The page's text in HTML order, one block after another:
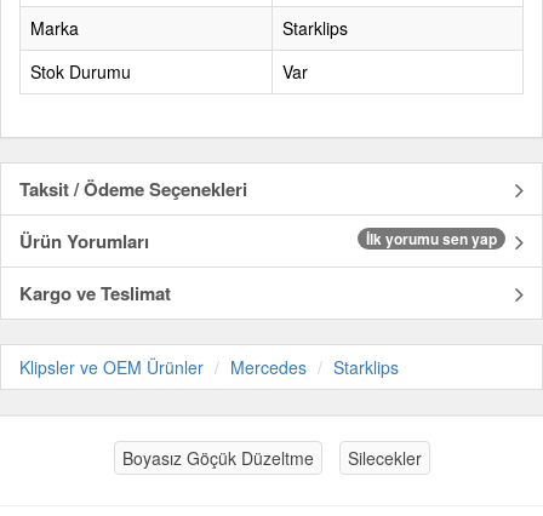
Marka
Starklips
Stok Durumu
Var
Taksit / Ödeme Seçenekleri
Ürün Yorumları
İlk yorumu sen yap
Kargo ve Teslimat
Klipsler ve OEM Ürünler Mercedes Starklips
Boyasız Göçük Düzeltme Silecekler